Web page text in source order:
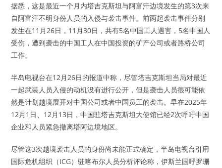
据悉，这是最近一个月内塔吉克斯坦与阿富汗边境发生的第3次来
自阿富汗不明身份人员的入侵与袭击事件。前两起袭击事件分别
发生在11月26日，11月30日，共有5名中国工人遇害，5名中国人
受伤，遭到袭击的中国工人在中国投资的矿产公司或者路桥公司
工作。
半岛电视台在12月26日的报道中称，尽管塔吉克斯坦当局对最近
一起武装人员入侵的动机没有进行公开，但是袭击人员很可能依
然是计划越境展开对中国公司或者中国员工的袭击。早在2025年
12月1日、12月13日，中国驻塔吉克斯坦大使馆已经2次呼吁中国
企业和人员紧急撤离塔阿边境地区。
尽管这3次越境袭击人员的身份尚未能正式确定，半岛电视台引用
国际危机组织（ICG）驻喀布尔人员分析评论称，伊斯兰国呼罗珊